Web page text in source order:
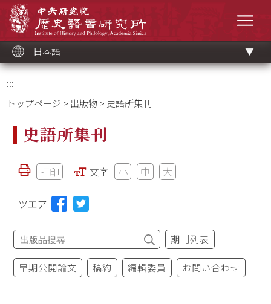
ッ
ク
日本語
:::
トップページ > 出版物 > 史語所集刊
史語所集刊
打印 文字 小 中 大
ツエア
期刊列表
早期公開論文 稿約 編輯委員 お問い合わせ